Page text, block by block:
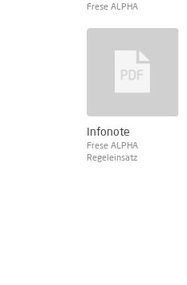
Frese ALPHA
Infonote
Frese ALPHA
Regeleinsatz